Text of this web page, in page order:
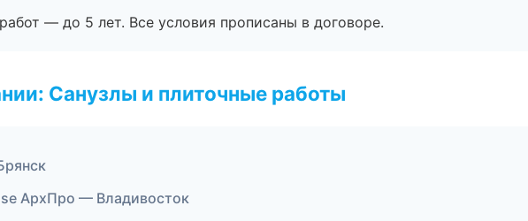
— до 5 лет. Все условия прописаны в договоре.
Санузлы и плиточные работы
АрхПро — Владивосток